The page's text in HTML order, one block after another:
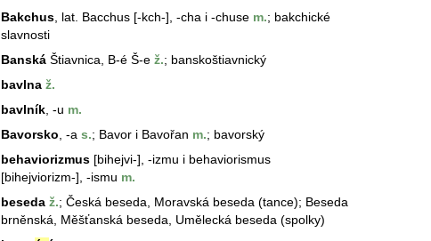
Bakchus , lat. Bacchus [-kch-], -cha i -chuse m.; bakchické
slavnosti
Banská Štiavnica, B-é Š-e ž.; banskoštiavnický
bavlna ž.
bavlník , -u m.
Bavorsko , -a s.; Bavor i Bavořan m.; bavorský
behaviorizmus [bihejvi-], -izmu i behaviorismus
[bihejviorizm-], -ismu m.
beseda ž.; Česká beseda , Moravská beseda (tance); Beseda
brněnská, Měšťanská beseda , Umělecká beseda (spolky)